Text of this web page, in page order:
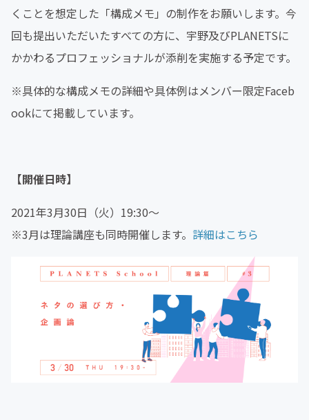
くことを想定した「構成メモ」の制作をお願いします。今
回も提出いただいたすべての方に、宇野及びPLANETSに
かかわるプロフェッショナルが添削を実施する予定です。
※具体的な構成メモの詳細や具体例はメンバー限定Faceb
ookにて掲載しています。
【開催日時】
2021年3月30日（火）19:30〜
※3月は理論講座も同時開催します。 詳細はこちら